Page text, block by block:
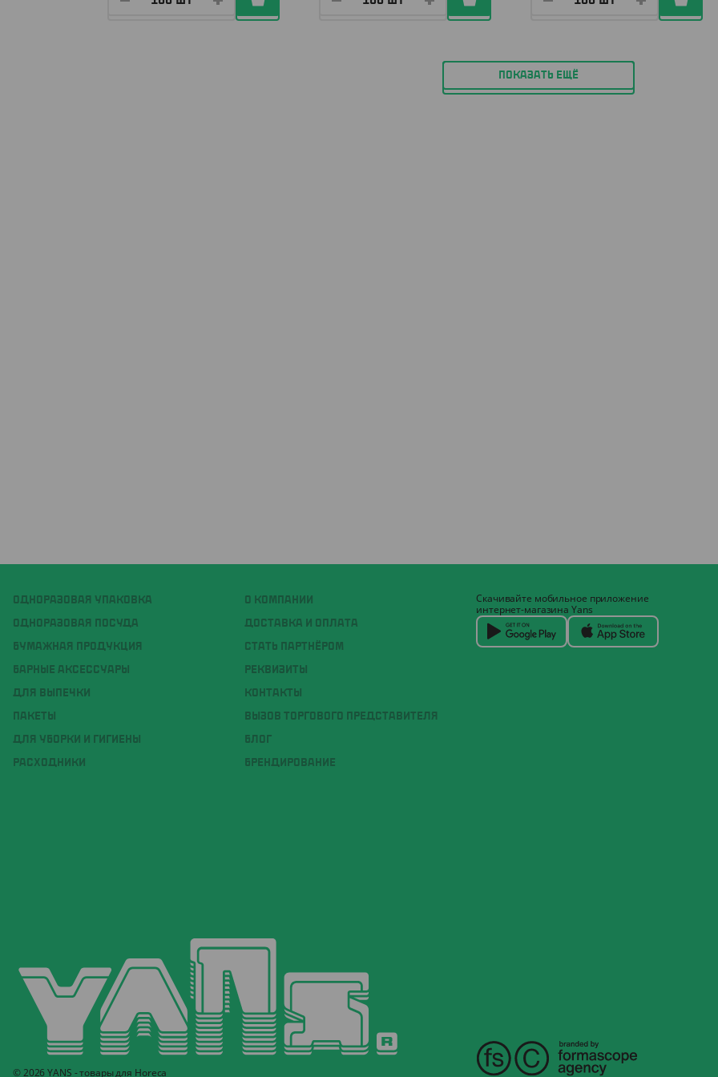
ПОКАЗАТЬ ЕЩЁ
ОДНОРАЗОВАЯ УПАКОВКА
ОДНОРАЗОВАЯ ПОСУДА
БУМАЖНАЯ ПРОДУКЦИЯ
БАРНЫЕ АКСЕССУАРЫ
ДЛЯ ВЫПЕЧКИ
ПАКЕТЫ
ДЛЯ УБОРКИ И ГИГИЕНЫ
РАСХОДНИКИ
О КОМПАНИИ
ДОСТАВКА И ОПЛАТА
СТАТЬ ПАРТНЁРОМ
РЕКВИЗИТЫ
КОНТАКТЫ
ВЫЗОВ ТОРГОВОГО ПРЕДСТАВИТЕЛЯ
БЛОГ
БРЕНДИРОВАНИЕ
Скачивайте мобильное приложение
интернет-магазина Yans
© 2026 YANS - товары для Horeca